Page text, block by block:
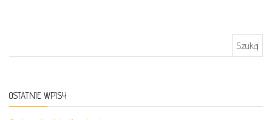
OSTATNIE WPISY